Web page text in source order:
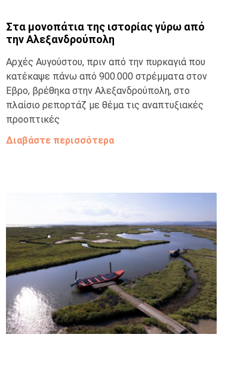
Στα μονοπάτια της ιστορίας γύρω από
την Αλεξανδρούπολη
Αρχές Αυγούστου, πριν από την πυρκαγιά που
κατέκαψε πάνω από 900.000 στρέμματα στον
Έβρο, βρέθηκα στην Αλεξανδρούπολη, στο
πλαίσιο ρεπορτάζ με θέμα τις αναπτυξιακές
προοπτικές
Διαβάστε περισσότερα